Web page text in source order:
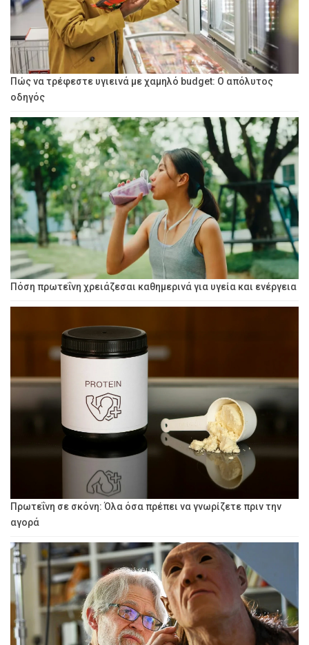
Πώς να τρέφεστε υγιεινά με χαμηλό budget: Ο απόλυτος
οδηγός
Πόση πρωτεΐνη χρειάζεσαι καθημερινά για υγεία και ενέργεια
Πρωτεΐνη σε σκόνη: Όλα όσα πρέπει να γνωρίζετε πριν την
αγορά